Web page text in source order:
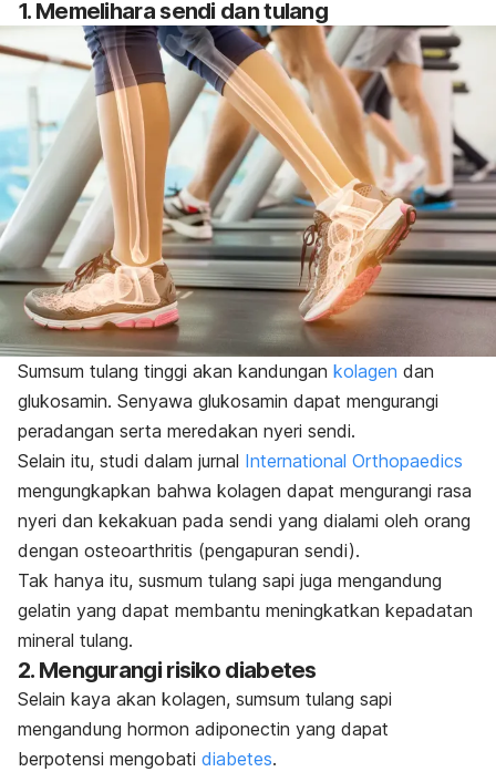
1. Memelihara sendi dan tulang
Sumsum tulang tinggi akan kandungan kolagen dan
glukosamin. Senyawa glukosamin dapat mengurangi
peradangan serta meredakan nyeri sendi.
Selain itu, studi dalam jurnal International Orthopaedics
mengungkapkan bahwa kolagen dapat mengurangi rasa
nyeri dan kekakuan pada sendi yang dialami oleh orang
dengan osteoarthritis (pengapuran sendi).
Tak hanya itu, susmum tulang sapi juga mengandung
gelatin yang dapat membantu meningkatkan kepadatan
mineral tulang.
2. Mengurangi risiko diabetes
Selain kaya akan kolagen, sumsum tulang sapi
mengandung hormon adiponectin yang dapat
berpotensi mengobati diabetes.